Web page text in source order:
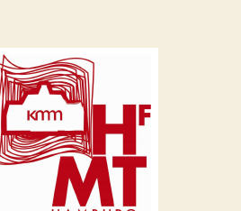
–
Dancer
and
Choreographer
(in
English)